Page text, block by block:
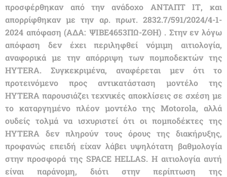
προσφέρθηκαν από την ανάδοχο ΑΝΤΑΠΤ ΙΤ, και
απορρίφθηκαν με την αρ. πρωτ. 2832.7/591/2024/4-1-
2024 απόφαση (ΑΔΑ: ΨΙΒΕ4653ΠΩ-ΖΘΗ) . Στην εν λόγω
απόφαση δεν έχει περιληφθεί νόμιμη αιτιολογία,
αναφορικά με την απόρριψη των πομποδεκτών της
HYTERA. Συγκεκριμένα, αναφέρεται μεν ότι το
προτεινόμενο προς αντικατάσταση μοντέλο της
HYTERA παρουσιάζει τεχνικές αποκλίσεις σε σχέση με
το καταργημένο πλέον μοντέλο της Motorola, αλλά
ουδείς τολμά να ισχυριστεί ότι οι πομποδέκτες της
HYTERA δεν πληρούν τους όρους της διακήρυξης,
προφανώς επειδή είχαν λάβει υψηλότατη βαθμολογία
στην προσφορά της SPACE HELLAS. Η αιτιολογία αυτή
είναι παράνομη, διότι στην περίπτωση της